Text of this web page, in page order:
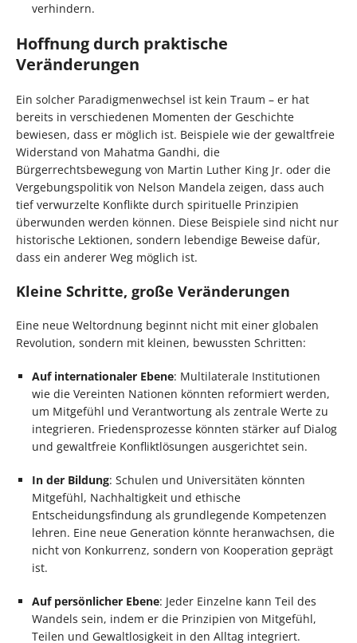
verhindern.
Hoffnung durch praktische
Veränderungen
Ein solcher Paradigmenwechsel ist kein Traum – er hat
bereits in verschiedenen Momenten der Geschichte
bewiesen, dass er möglich ist. Beispiele wie der gewaltfreie
Widerstand von Mahatma Gandhi, die
Bürgerrechtsbewegung von Martin Luther King Jr. oder die
Vergebungspolitik von Nelson Mandela zeigen, dass auch
tief verwurzelte Konflikte durch spirituelle Prinzipien
überwunden werden können. Diese Beispiele sind nicht nur
historische Lektionen, sondern lebendige Beweise dafür,
dass ein anderer Weg möglich ist.
Kleine Schritte, große Veränderungen
Eine neue Weltordnung beginnt nicht mit einer globalen
Revolution, sondern mit kleinen, bewussten Schritten:
Auf internationaler Ebene: Multilaterale Institutionen
wie die Vereinten Nationen könnten reformiert werden,
um Mitgefühl und Verantwortung als zentrale Werte zu
integrieren. Friedensprozesse könnten stärker auf Dialog
und gewaltfreie Konfliktlösungen ausgerichtet sein.
In der Bildung: Schulen und Universitäten könnten
Mitgefühl, Nachhaltigkeit und ethische
Entscheidungsfindung als grundlegende Kompetenzen
lehren. Eine neue Generation könnte heranwachsen, die
nicht von Konkurrenz, sondern von Kooperation geprägt
ist.
Auf persönlicher Ebene: Jeder Einzelne kann Teil des
Wandels sein, indem er die Prinzipien von Mitgefühl,
Teilen und Gewaltlosigkeit in den Alltag integriert.